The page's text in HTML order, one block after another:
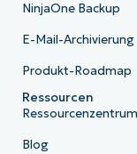
NinjaOne Backup
E-Mail-Archivierung
Produkt-Roadmap
Ressourcen
Ressourcenzentrum
Blog